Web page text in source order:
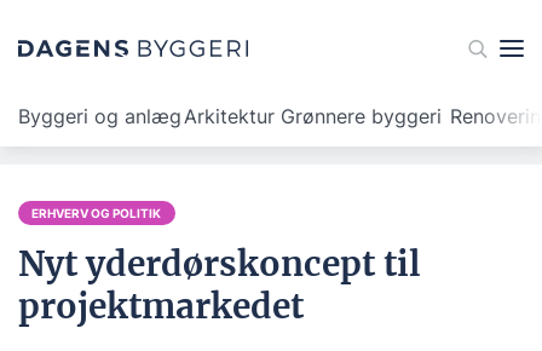
Byggeri og anlægArkitektur Grønnere byggeri
ERHVERV OG POLITIK
Nyt yderdørskoncept til
projektmarkedet